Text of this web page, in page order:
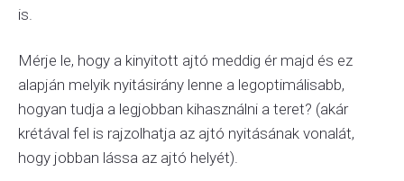
is.
Mérje le, hogy a kinyitott ajtó meddig ér majd és ez
alapján melyik nyitásirány lenne a legoptimálisabb,
hogyan tudja a legjobban kihasználni a teret? (akár
krétával fel is rajzolhatja az ajtó nyitásának vonalát,
hogy jobban lássa az ajtó helyét).